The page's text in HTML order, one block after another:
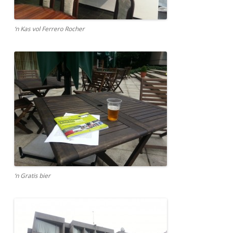
‘n Kas vol Ferrero Rocher
‘n Gratis bier